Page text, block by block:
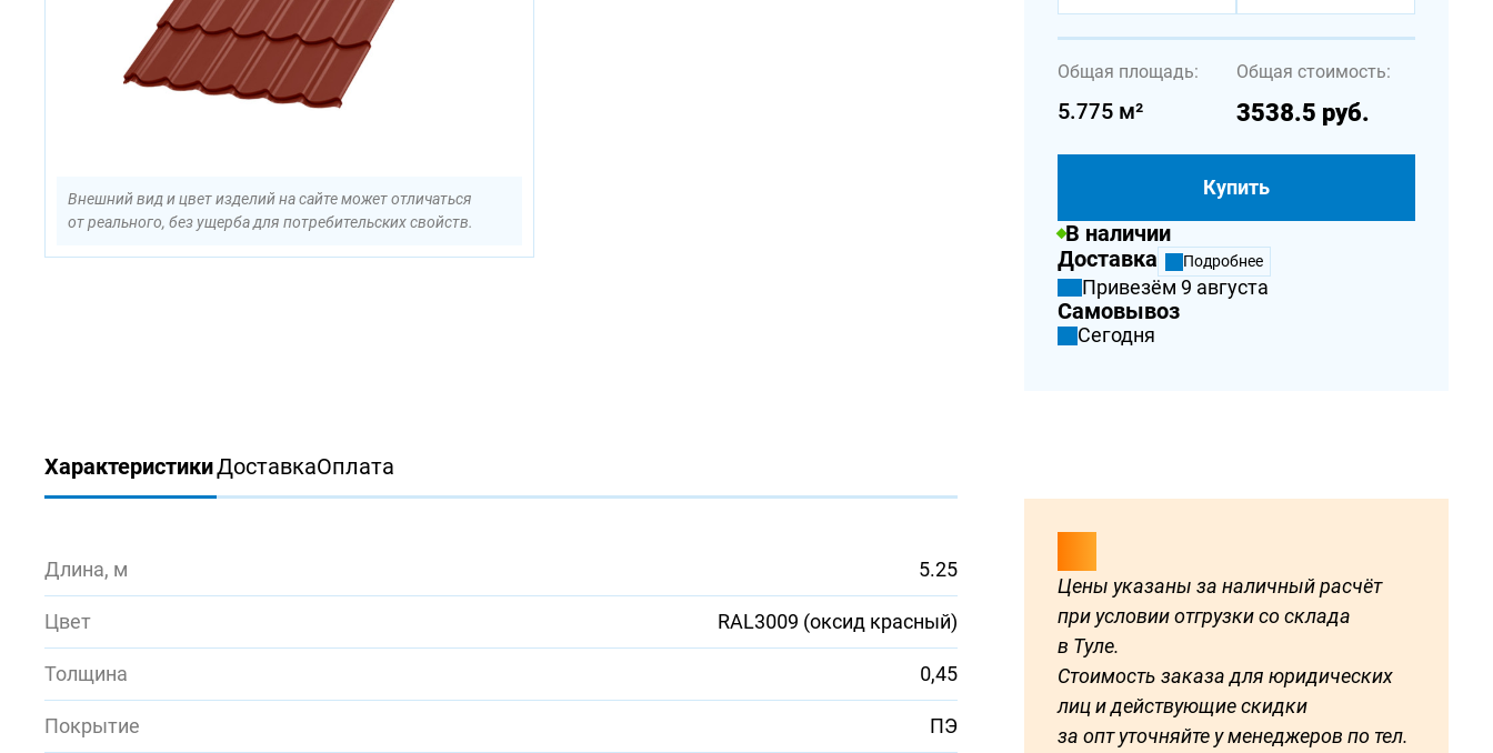
Внешний вид и цвет изделий на сайте может отличаться
от реального, без ущерба для потребительских свойств.
Общая площадь:
5.775 м²
Общая стоимость:
3538.5 руб.
Купить
В наличии
Доставка
Подробнее
Привезём 9 августа
Самовывоз
Сегодня
ХарактеристикиДоставкаОплата
Длина, м 5.25
Цвет RAL3009 (оксид красный)
Толщина 0,45
Покрытие ПЭ
Цены указаны за наличный расчёт
при условии отгрузки со склада
в Туле.
Стоимость заказа для юридических
лиц и действующие скидки
за опт уточняйте у менеджеров по тел.